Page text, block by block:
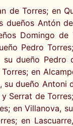
de Torres; en
Antón
Domingo
Pedro
dueño Pedro
en
dueño
Serrat de
en Villanova,
en